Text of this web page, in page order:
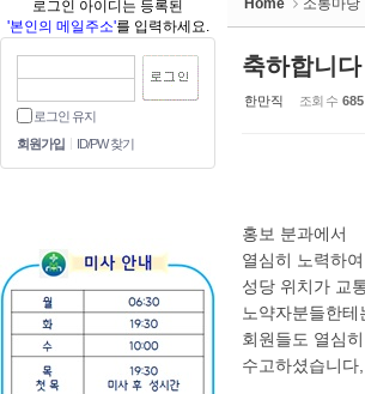
로그인 아이디는 등록된
'본인의 메일주소'를 입력하세요.
로그인 유지
회원가입
ID/PW 찾기
Home 소통마당
축하합니다
한만직 조회 수 685
홍보 분과에서
열심히 노력하
성당 위치가 교
노약자분들한
회원들도 열심
수고하셨습니다,
Sketchbook5, 스케치